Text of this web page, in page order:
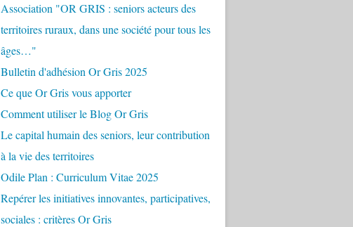
Association "OR GRIS : seniors acteurs des
territoires ruraux, dans une société pour tous les
âges…"
Bulletin d'adhésion Or Gris 2025
Ce que Or Gris vous apporter
Comment utiliser le Blog Or Gris
Le capital humain des seniors, leur contribution
à la vie des territoires
Odile Plan : Curriculum Vitae 2025
Repérer les initiatives innovantes, participatives,
sociales : critères Or Gris